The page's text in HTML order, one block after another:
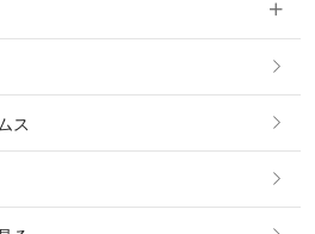
ピース
貨
ス